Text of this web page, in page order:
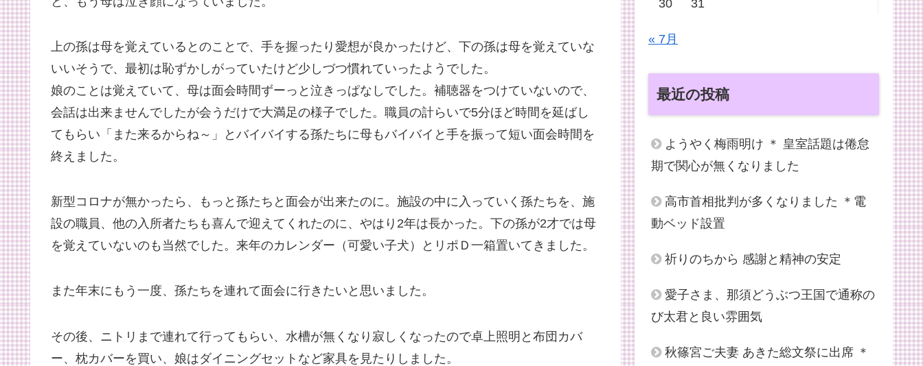
上の孫は母を覚えているとのことで、手を握ったり愛想が良かったけど、下の孫は母を覚えていな
いいそうで、最初は恥ずかしがっていたけど少しづつ慣れていったようでした。
娘のことは覚えていて、母は面会時間ずーっと泣きっぱなしでした。補聴器をつけていないので、
会話は出来ませんでしたが会うだけで大満足の様子でした。職員の計らいで5分ほど時間を延ばし
てもらい「また来るからね～」とバイバイする孫たちに母もバイバイと手を振って短い面会時間を
終えました。
新型コロナが無かったら、もっと孫たちと面会が出来たのに。施設の中に入っていく孫たちを、施
設の職員、他の入所者たちも喜んで迎えてくれたのに、やはり2年は長かった。下の孫が2才では母
を覚えていないのも当然でした。来年のカレンダー（可愛い子犬）とリポＤ一箱置いてきました。
また年末にもう一度、孫たちを連れて面会に行きたいと思いました。
その後、ニトリまで連れて行ってもらい、水槽が無くなり寂しくなったので卓上照明と布団カバ
ー、枕カバーを買い、娘はダイニングセットなど家具を見たりしました。
30
31
« 7月
最近の投稿
ようやく梅雨明け ＊ 皇室話題は倦怠
期で関心が無くなりました
高市首相批判が多くなりました ＊電
動ベッド設置
祈りのちから 感謝と精神の安定
愛子さま、那須どうぶつ王国で通称の
び太君と良い雰囲気
秋篠宮ご夫妻 あきた総文祭に出席 ＊